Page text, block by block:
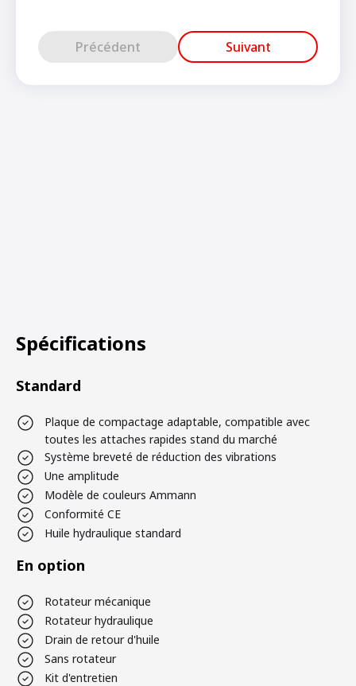
Précédent Suivant
Spécifications
Standard
Plaque de compactage adaptable, compatible avec
toutes les attaches rapides stand du marché
Système breveté de réduction des vibrations
Une amplitude
Modèle de couleurs Ammann
Conformité CE
Huile hydraulique standard
En option
Rotateur mécanique
Rotateur hydraulique
Drain de retour d'huile
Sans rotateur
Kit d'entretien